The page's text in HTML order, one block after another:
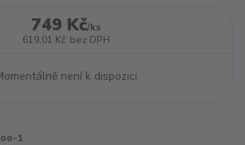
749 Kč/ks
619,01 Kč bez DPH
není k dispozici
1